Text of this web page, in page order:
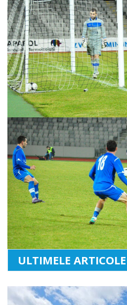
ULTIMELE ARTICOLE